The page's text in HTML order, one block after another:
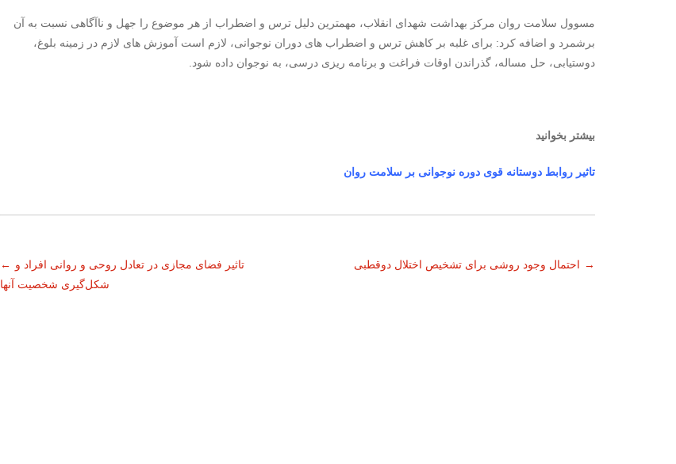
مسوول سلامت روان مرکز بهداشت شهدای انقلاب، مهمترین دلیل ترس و اضطراب از هر موضوع را جهل و ناآگاهی نسبت به آن
برشمرد و اضافه کرد: برای غلبه بر کاهش ترس و اضطراب های دوران نوجوانی، لازم است آموزش های لازم در زمینه بلوغ،
دوستیابی، حل مساله، گذراندن اوقات فراغت و برنامه ریزی درسی، به نوجوان داده شود.
بیشتر بخوانید
تاثیر روابط دوستانه قوی دوره نوجوانی بر سلامت روان
ناوبری
← تاثیر فضای مجازی در تعادل روحی و روانی افراد و
شکل‌گیری شخصیت آنها
احتمال وجود روشی برای تشخیص اختلال دوقطبی →